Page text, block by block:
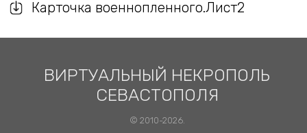
Карточка военнопленного.Лист2
ВИРТУАЛЬНЫЙ НЕКРОПОЛЬ
СЕВАСТОПОЛЯ
© 2010-2026.